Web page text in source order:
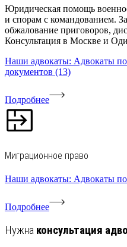
Юридическая помощь
и спорам с командованием.
обжалование приговоров,
Консультация в Москве и
Наши адвокаты: Адвокаты
документов (13)
Подробнее
Миграционное право
Наши адвокаты: Адвокаты
Подробнее
Нужна консультация